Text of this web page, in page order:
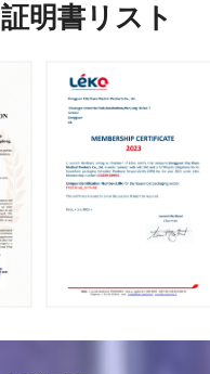
証明書リスト